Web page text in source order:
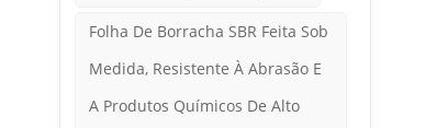
Folha De Borracha SBR Feita Sob
Medida, Resistente À Abrasão E
A Produtos Químicos De Alto